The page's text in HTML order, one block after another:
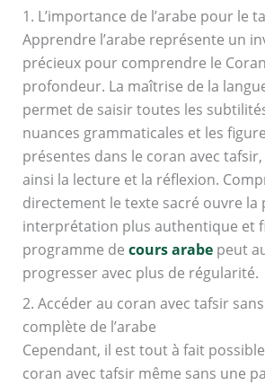
1. L’importance de l’arabe pour le
Apprendre l’arabe représente un
précieux pour comprendre le
profondeur. La maîtrise de la
permet de saisir toutes les
nuances grammaticales et les
présentes dans le coran avec
ainsi la lecture et la réflexion.
directement le texte sacré ouvre la
interprétation plus authentique et
programme de cours arabepeut
progresser avec plus de régularité.
2. Accéder au coran avec tafsir
complète de l’arabe
Cependant, il est tout à fait
coran avec tafsir même sans une